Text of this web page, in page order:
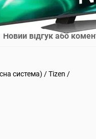
Новий відгук або
система) / Tizen /